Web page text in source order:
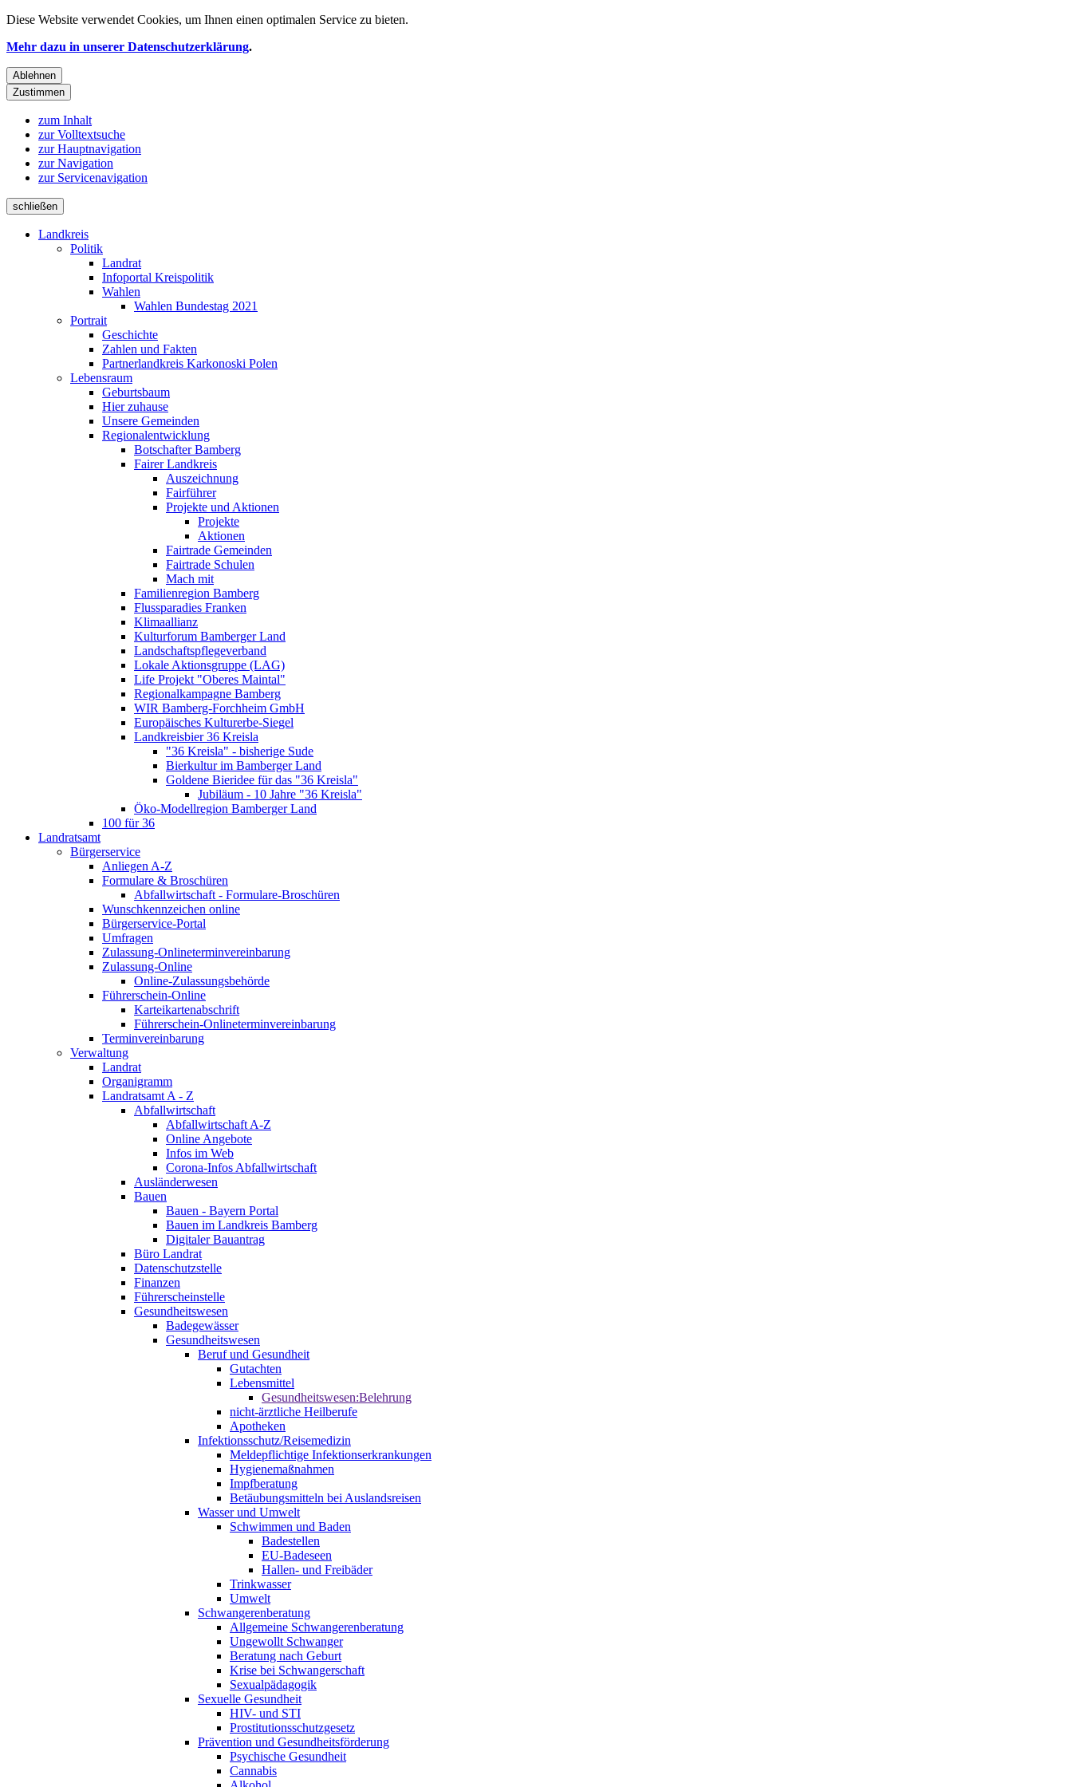
Diese Website verwendet Cookies, um Ihnen einen optimalen Service zu bieten.
Mehr dazu in unserer Datenschutzerklärung.
Ablehnen
Zustimmen
zum Inhalt
zur Volltextsuche
zur Hauptnavigation
zur Navigation
zur Servicenavigation
schließen
Landkreis
Politik
Landrat
Infoportal Kreispolitik
Wahlen
Wahlen Bundestag 2021
Portrait
Geschichte
Zahlen und Fakten
Partnerlandkreis Karkonoski Polen
Lebensraum
Geburtsbaum
Hier zuhause
Unsere Gemeinden
Regionalentwicklung
Botschafter Bamberg
Fairer Landkreis
Auszeichnung
Fairführer
Projekte und Aktionen
Projekte
Aktionen
Fairtrade Gemeinden
Fairtrade Schulen
Mach mit
Familienregion Bamberg
Flussparadies Franken
Klimaallianz
Kulturforum Bamberger Land
Landschaftspflegeverband
Lokale Aktionsgruppe (LAG)
Life Projekt "Oberes Maintal"
Regionalkampagne Bamberg
WIR Bamberg-Forchheim GmbH
Europäisches Kulturerbe-Siegel
Landkreisbier 36 Kreisla
"36 Kreisla" - bisherige Sude
Bierkultur im Bamberger Land
Goldene Bieridee für das "36 Kreisla"
Jubiläum - 10 Jahre "36 Kreisla"
Öko-Modellregion Bamberger Land
100 für 36
Landratsamt
Bürgerservice
Anliegen A-Z
Formulare & Broschüren
Abfallwirtschaft - Formulare-Broschüren
Wunschkennzeichen online
Bürgerservice-Portal
Umfragen
Zulassung-Onlineterminvereinbarung
Zulassung-Online
Online-Zulassungsbehörde
Führerschein-Online
Karteikartenabschrift
Führerschein-Onlineterminvereinbarung
Terminvereinbarung
Verwaltung
Landrat
Organigramm
Landratsamt A - Z
Abfallwirtschaft
Abfallwirtschaft A-Z
Online Angebote
Infos im Web
Corona-Infos Abfallwirtschaft
Ausländerwesen
Bauen
Bauen - Bayern Portal
Bauen im Landkreis Bamberg
Digitaler Bauantrag
Büro Landrat
Datenschutzstelle
Finanzen
Führerscheinstelle
Gesundheitswesen
Badegewässer
Gesundheitswesen
Beruf und Gesundheit
Gutachten
Lebensmittel
Gesundheitswesen:Belehrung
nicht-ärztliche Heilberufe
Apotheken
Infektionsschutz/Reisemedizin
Meldepflichtige Infektionserkrankungen
Hygienemaßnahmen
Impfberatung
Betäubungsmitteln bei Auslandsreisen
Wasser und Umwelt
Schwimmen und Baden
Badestellen
EU-Badeseen
Hallen- und Freibäder
Trinkwasser
Umwelt
Schwangerenberatung
Allgemeine Schwangerenberatung
Ungewollt Schwanger
Beratung nach Geburt
Krise bei Schwangerschaft
Sexualpädagogik
Sexuelle Gesundheit
HIV- und STI
Prostitutionsschutzgesetz
Prävention und Gesundheitsförderung
Psychische Gesundheit
Cannabis